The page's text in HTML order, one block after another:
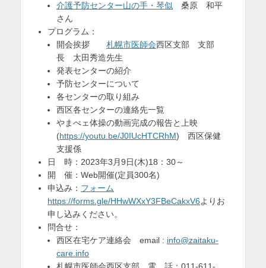
介護予防センター山の手・琴似 桑原 和平
さん
プログラム：
開会挨拶 札幌市医師会西区支部 支部
長 太田秀造先生
発表センターの紹介
予防センターについて
各センターの取り組み
西区各センターの連絡先一覧
やまべェ体操の動画完成の報告と上映
(https://youtu.be/J0IUcHTCRhM) 西区保健
支援係
日 時：2023年3月9日(木)18：30～
開 催：Web開催(定員300名)
申込み： フォーム
https://forms.gle/HHwWXxY3FBeCakxV6よりお
申し込みください。
問合せ：
西区在宅ケア連絡会 email : info@zaitaku-
care.info